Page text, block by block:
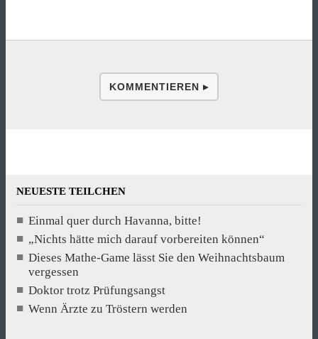
KOMMENTIEREN ▸
NEUESTE TEILCHEN
Einmal quer durch Havanna, bitte!
„Nichts hätte mich darauf vorbereiten können“
Dieses Mathe-Game lässt Sie den Weihnachtsbaum
vergessen
Doktor trotz Prüfungsangst
Wenn Ärzte zu Tröstern werden